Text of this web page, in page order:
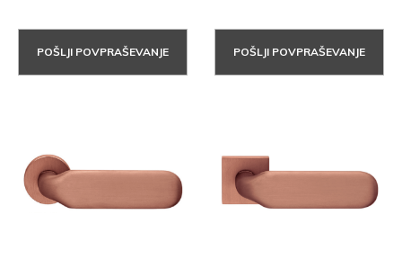
POŠLJI POVPRAŠEVANJE POŠLJI POVPRAŠEVANJE